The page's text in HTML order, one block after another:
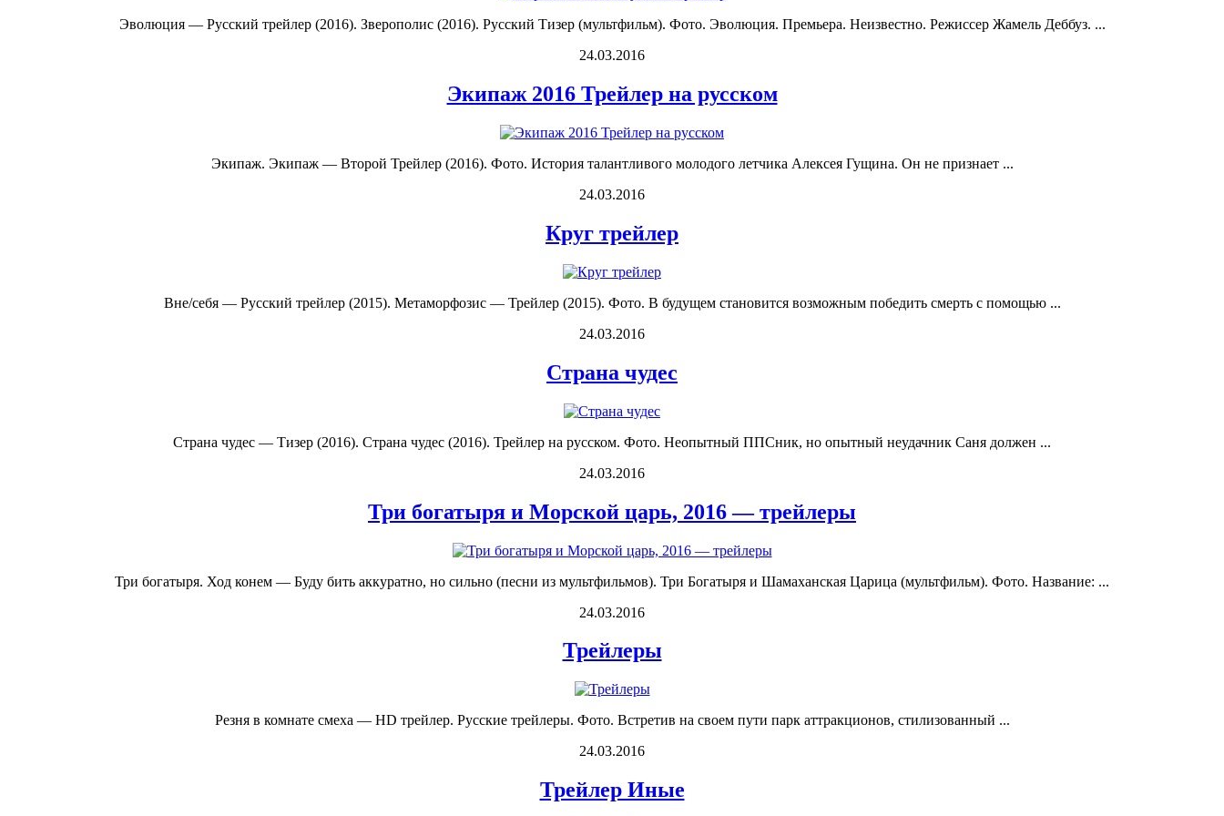
Эволюция — Русский трейлер (2016). Зверополис (2016). Русский Тизер (мультфильм). Фото. Эволюция. Премьера. Неизвестно. Режиссер Жамель Деббуз. ...
24.03.2016
Экипаж 2016 Трейлер на русском
Экипаж. Экипаж — Второй Трейлер (2016). Фото. История талантливого молодого летчика Алексея Гущина. Он не признает ...
24.03.2016
Круг трейлер
Вне/себя — Русский трейлер (2015). Метаморфозис — Трейлер (2015). Фото. В будущем становится возможным победить смерть с помощью ...
24.03.2016
Страна чудес
Страна чудес — Тизер (2016). Страна чудес (2016). Трейлер на русском. Фото. Неопытный ППСник, но опытный неудачник Саня должен ...
24.03.2016
Три богатыря и Морской царь, 2016 — трейлеры
Три богатыря. Ход конем — Буду бить аккуратно, но сильно (песни из мультфильмов). Три Богатыря и Шамаханская Царица (мультфильм). Фото. Название: ...
24.03.2016
Трейлеры
Резня в комнате смеха — HD трейлер. Русские трейлеры. Фото. Встретив на своем пути парк аттракционов, стилизованный ...
24.03.2016
Трейлер Иные